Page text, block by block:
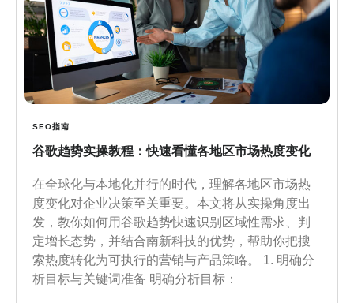
SEO指南
谷歌趋势实操教程：快速看懂各地区市场热度变化
在全球化与本地化并行的时代，理解各地区市场热
度变化对企业决策至关重要。本文将从实操角度出
发，教你如何用谷歌趋势快速识别区域性需求、判
定增长态势，并结合南新科技的优势，帮助你把搜
索热度转化为可执行的营销与产品策略。 1. 明确分
析目标与关键词准备 明确分析目标：